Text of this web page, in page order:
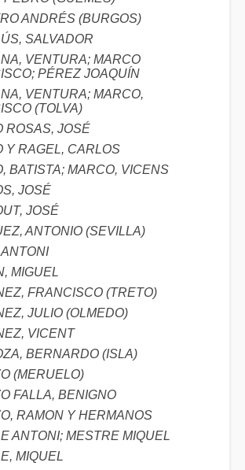
ANDRÉS (BURGOS)
SALVADOR
VENTURA; MARCO
PÉREZ JOAQUÍN
VENTURA; MARCO,
(TOLVA)
ROSAS, JOSÉ
Y RAGEL, CARLOS
BATISTA; MARCO, VICENS
JOSÉ
JOSÉ
ANTONIO (SEVILLA)
MIGUEL
FRANCISCO (TRETO)
JULIO (OLMEDO)
VICENT
BERNARDO (ISLA)
(MERUELO)
FALLA, BENIGNO
RAMON Y HERMANOS
ANTONI; MESTRE MIQUEL
MIQUEL